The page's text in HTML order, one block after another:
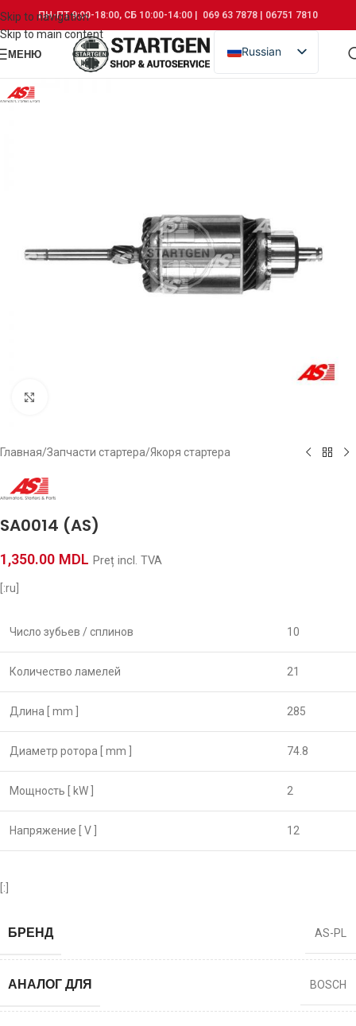
Skip to navigation
Skip to main content
ПН-ПТ 9:00-18:00, СБ 10:00-14:00 | 069 63 7878 | 06751 7810
МЕНЮ
Russian
Romanian
Главная/Запчасти стартера/Якоря стартера
SA0014 (AS)
1,350.00 MDL Preț incl. TVA
[:ru]
Число зубьев / сплинов 10
Количество ламелей 21
Длина [ mm ] 285
Диаметр ротора [ mm ] 74.8
Мощность [ kW ] 2
Напряжение [ V ] 12
[:]
БРЕНД AS-PL
АНАЛОГ ДЛЯ BOSCH